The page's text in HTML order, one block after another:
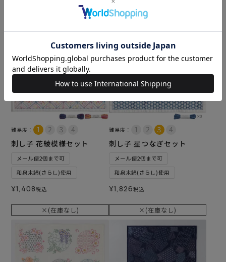
×(在庫なし)
×(在庫なし)
難易度：
刺し子 花綾模様セット
メール便2個まで可
和泉木綿(さらし)使用
¥1,408税込
×(在庫なし)
難易度：
刺し子 星つなぎセット
メール便2個まで可
和泉木綿(さらし)使用
¥1,826税込
×(在庫なし)